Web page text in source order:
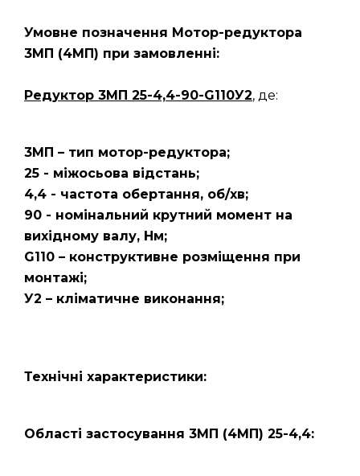
Умовне позначення Мотор-редуктора
3МП (4МП) при замовленні:
Редуктор 3МП 25-4,4-90-G110У2, де:
3МП – тип мотор-редуктора;
25 - міжосьова відстань;
4,4 - частота обертання, об/хв;
90 - номінальний крутний момент на
вихідному валу, Нм;
G110 – конструктивне розміщення при
монтажі;
У2 – кліматичне виконання;
Технічні характеристики:
Області застосування 3МП (4МП) 25-4,4: